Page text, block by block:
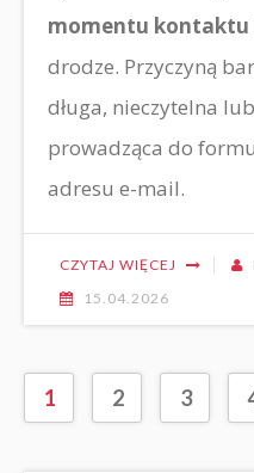
momentu kontaktu
drodze. Przyczyną
długa, nieczytelna
prowadząca do
adresu e-mail.
CZYTAJ WIĘCEJ
15.04.2026
1 2 3